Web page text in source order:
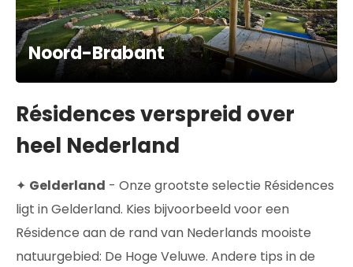
Noord-Brabant
Résidences verspreid over
heel Nederland
✦ Gelderland - Onze grootste selectie Résidences
ligt in Gelderland. Kies bijvoorbeeld voor een
Résidence aan de rand van Nederlands mooiste
natuurgebied: De Hoge Veluwe. Andere tips in de